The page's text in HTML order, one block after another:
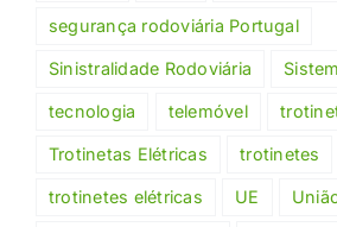
segurança rodoviária Portugal
Sinistralidade Rodoviária
tecnologia telemóvel
Trotinetas Elétricas trotinetes
trotinetes elétricas UE